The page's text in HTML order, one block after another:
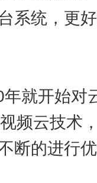
系统，更
年就开始对
频云技术
断的进行